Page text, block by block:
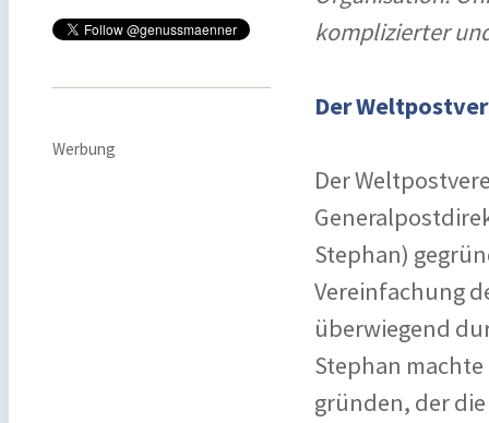
Werbung
komplizierter
Der
Der
Stephan)
Vereinfachung
überwiegend
Stephan machte
gründen, der